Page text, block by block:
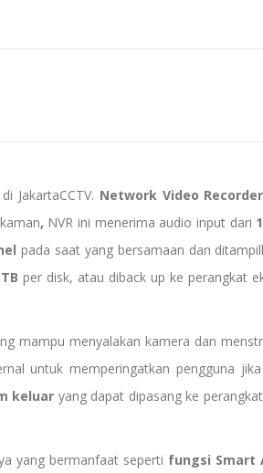
JakartaCCTV. Network Video
, NVR ini menerima audio input dari 1
pada saat yang bersamaan dan
per disk, atau diback up ke perangkat
mampu menyalakan kamera dan
untuk memperingatkan pengguna
keluar yang dapat dipasang ke
yang bermanfaat seperti fungsi Smart